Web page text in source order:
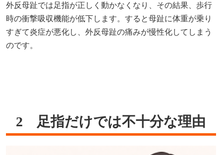
外反母趾では足指が正しく動かなくなり、その結果、歩行
時の衝撃吸収機能が低下します。すると母趾に体重が乗り
すぎて炎症が悪化し、外反母趾の痛みが慢性化してしまう
のです。
2 足指だけでは不十分な理由